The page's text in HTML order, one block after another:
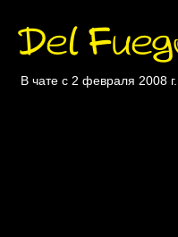
Del
В чате с 2 февраля 2008